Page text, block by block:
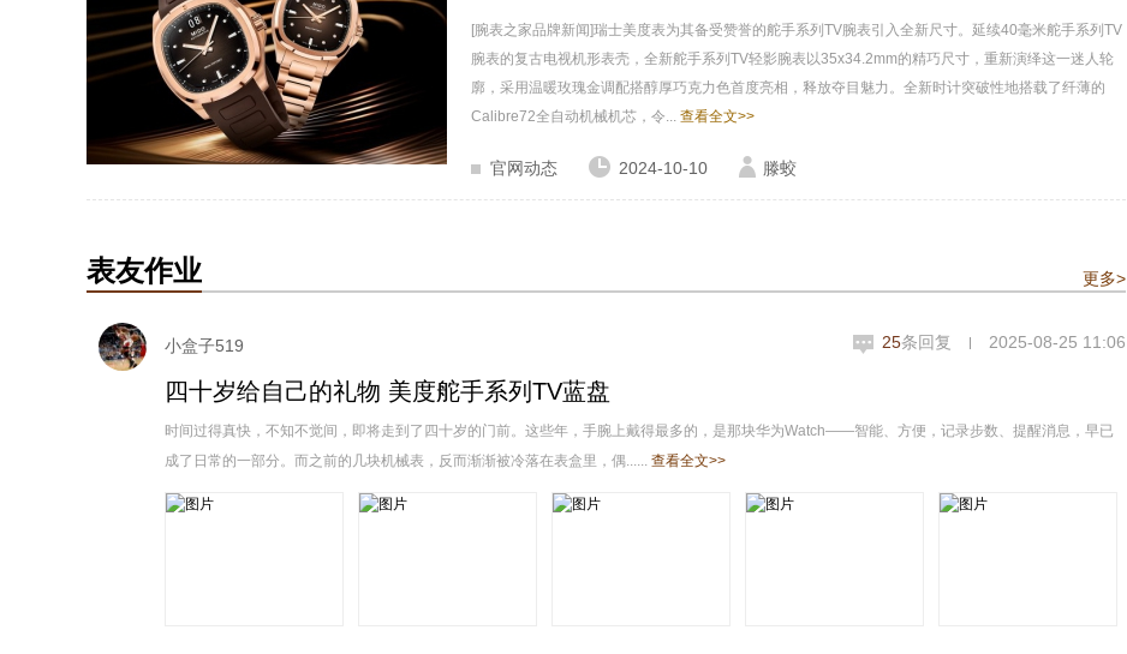
[腕表之家品牌新闻]瑞士美度表为其备受赞誉的舵手系列TV腕表引入全新尺寸。延续40毫米舵手系列TV
腕表的复古电视机形表壳，全新舵手系列TV轻影腕表以35x34.2mm的精巧尺寸，重新演绎这一迷人轮
廓，采用温暖玫瑰金调配搭醇厚巧克力色首度亮相，释放夺目魅力。全新时计突破性地搭载了纤薄的
Calibre72全自动机械机芯，令... 查看全文>>
官网动态 2024-10-10 滕蛟
表友作业 更多>
小盒子519
四十岁给自己的礼物 美度舵手系列TV蓝盘
时间过得真快，不知不觉间，即将走到了四十岁的门前。这些年，手腕上戴得最多的，是那块华为Watch——智能、方便，记录步数、提醒消息，早已
成了日常的一部分。而之前的几块机械表，反而渐渐被冷落在表盒里，偶...... 查看全文>>
25条回复 2025-08-25 11:06